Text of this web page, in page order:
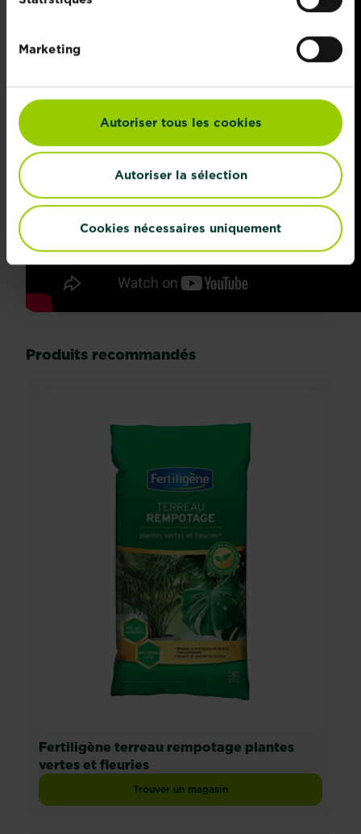
Marketing
Autoriser tous les cookies
Autoriser la sélection
Cookies nécessaires uniquement
Produits recommandés
Fertiligène terreau rempotage plantes
vertes et fleuries
Trouver un magasin